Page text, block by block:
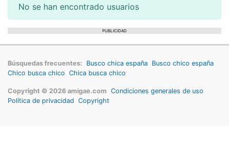
No se han encontrado usuarios
PUBLICIDAD
Búsquedas frecuentes: Busco chica españa Busco chico españa
Chico busca chico Chica busca chico
Copyright © 2026 amigae.com Condiciones generales de uso
Política de privacidad Copyright